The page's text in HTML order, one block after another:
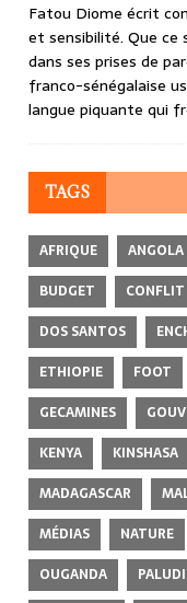
Fatou Diome écrit
et sensibilité. Que ce
dans ses prises de
franco-sénégalaise
langue piquante qui
TAGS
AFRIQUE ANGOLA
BUDGET
CONFLIT
DOS SANTOS
ETHIOPIE
FOOT
GECAMINES
KENYA
KINSHASA
MADAGASCAR
MÉDIAS
NATURE
OUGANDA